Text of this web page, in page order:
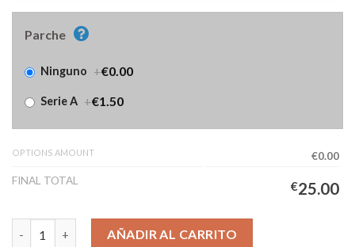
Parche
Ninguno +€0.00
Serie A +€1.50
OPTIONS AMOUNT
€0.00
FINAL TOTAL
€25.00
Camiseta Como 1907 Tercera Equipación Hombre 2025/2026
AÑADIR AL CARRITO